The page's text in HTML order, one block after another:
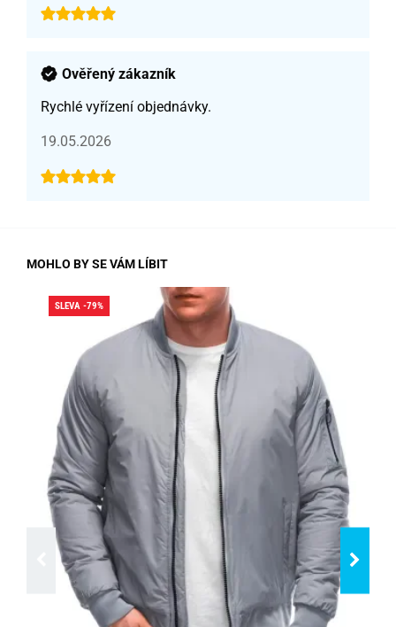
Ověřený zákazník
Rychlé vyřízení objednávky.
19.05.2026
MOHLO BY SE VÁM LÍBIT
SLEVA -79%